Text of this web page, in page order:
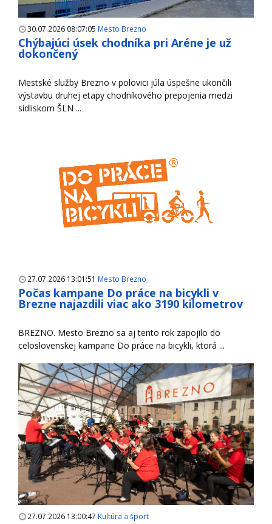
30.07.2026 08:07:05 Mesto Brezno
Chýbajúci úsek chodníka pri Aréne je už
dokončený
Mestské služby Brezno v polovici júla úspešne ukončili
výstavbu druhej etapy chodníkového prepojenia medzi
sídliskom ŠLN ...
27.07.2026 13:01:51 Mesto Brezno
Počas kampane Do práce na bicykli v
Brezne najazdili viac ako 3190 kilometrov
BREZNO. Mesto Brezno sa aj tento rok zapojilo do
celoslovenskej kampane Do práce na bicykli, ktorá ...
27.07.2026 13:00:47 Kultúra a šport